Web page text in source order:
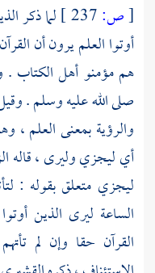
[ص:
لما ذكر
أوتوا العلم يرون أن
هم مؤمنو أهل الكتاب .
صلى الله عليه وسلم .
والرؤية بمعنى العلم
أي ليجزي وليرى ، قاله
ليجزي متعلق بقوله :
الساعة ليرى الذين
القرآن حقا وإن لم